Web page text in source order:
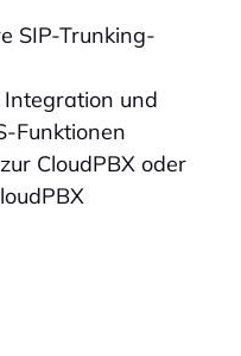
SIP-Trunking-
und
Funktionen
CloudPBX oder